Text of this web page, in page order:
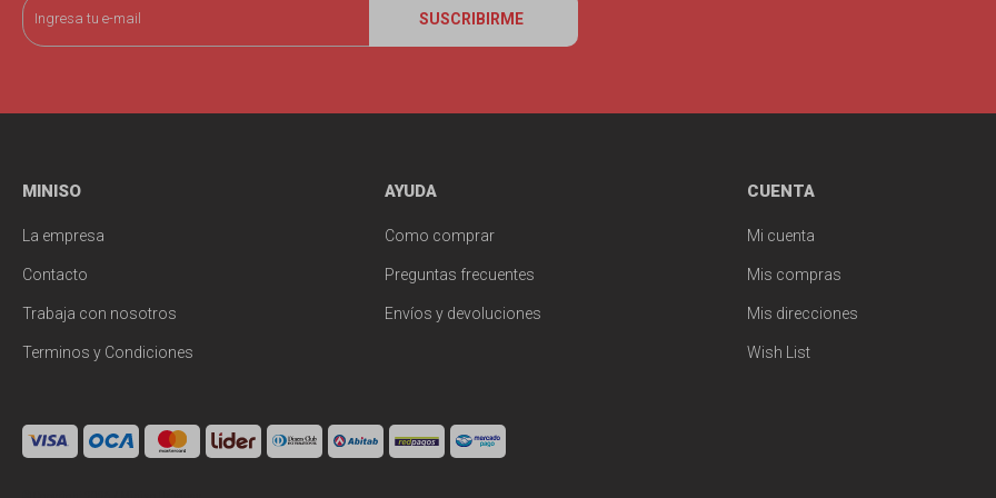
SUSCRIBIRME
MINISO
La empresa
Contacto
Trabaja con nosotros
Terminos y Condiciones
AYUDA
Como comprar
Preguntas frecuentes
Envíos y devoluciones
CUENTA
Mi cuenta
Mis compras
Mis direcciones
Wish List